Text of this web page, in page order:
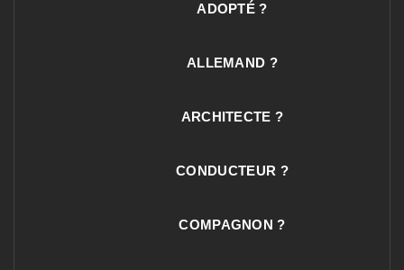
ADOPTÉ ?
ALLEMAND ?
ARCHITECTE ?
CONDUCTEUR ?
COMPAGNON ?